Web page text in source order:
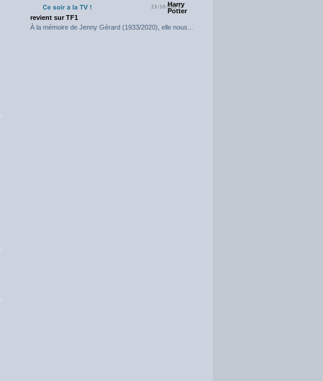
23/10/2023
Harry
Potter
revient sur TF1
À la mémoire de Jenny Gérard (1933/2020), elle nous...